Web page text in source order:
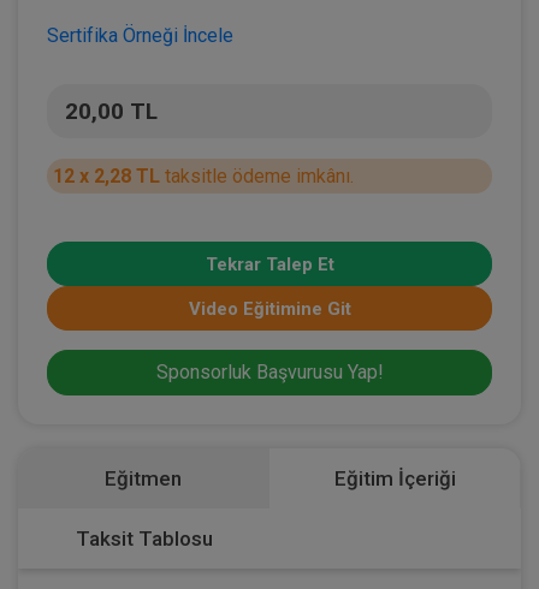
Sertifika Örneği İncele
20,00 TL
12 x 2,28 TL taksitle ödeme imkânı.
Tekrar Talep Et
Video Eğitimine Git
Sponsorluk Başvurusu Yap!
Eğitmen Eğitim İçeriği
Taksit Tablosu